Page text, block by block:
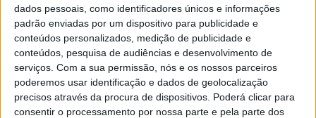
dados pessoais, como identificadores únicos e informações
padrão enviadas por um dispositivo para publicidade e
conteúdos personalizados, medição de publicidade e
conteúdos, pesquisa de audiências e desenvolvimento de
serviços. Com a sua permissão, nós e os nossos parceiros
poderemos usar identificação e dados de geolocalização
precisos através da procura de dispositivos. Poderá clicar para
consentir o processamento por nossa parte e pela parte dos
Nas palavras de Frederico Castro, estas bolsas são
muito mais do que um subsídio financeiro: “são
sementes de aposta e de investimento no futuro dos